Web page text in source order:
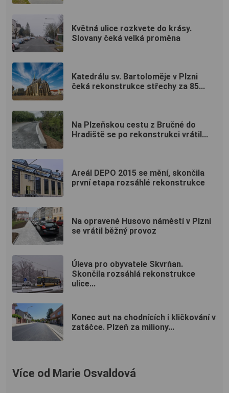
Květná ulice rozkvete do krásy.
Slovany čeká velká proměna
Katedrálu sv. Bartoloměje v Plzni
čeká rekonstrukce střechy za 85...
Na Plzeňskou cestu z Bručné do
Hradiště se po rekonstrukci vrátil...
Areál DEPO 2015 se mění, skončila
první etapa rozsáhlé rekonstrukce
Na opravené Husovo náměstí v Plzni
se vrátil běžný provoz
Úleva pro obyvatele Skvrňan.
Skončila rozsáhlá rekonstrukce
ulice...
Konec aut na chodnících i kličkování v
zatáčce. Plzeň za miliony...
Více od Marie Osvaldová